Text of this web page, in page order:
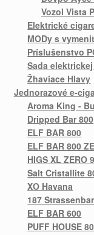
Vozol Vista
Elektrické
MODy s
Príslušenstvo
Sada
Žhaviace Hlavy
Jednorazové e-
Aroma King -
Dripped Bar 800
ELF BAR 800
ELF BAR 800
HIGS XL ZERO
Salt Cristallite
XO Havana
187
ELF BAR 600
PUFF HOUSE